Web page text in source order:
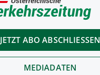
JETZT ABO ABSCHLIESSEN
MEDIADATEN